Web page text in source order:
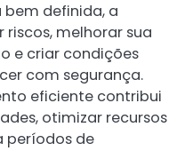
definida, a
riscos, melhorar sua
e criar condições
com segurança.
eficiente contribui
otimizar recursos
períodos de